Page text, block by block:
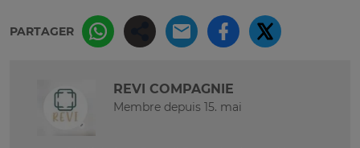
PARTAGER
REVI COMPAGNIE
Membre depuis 15. mai